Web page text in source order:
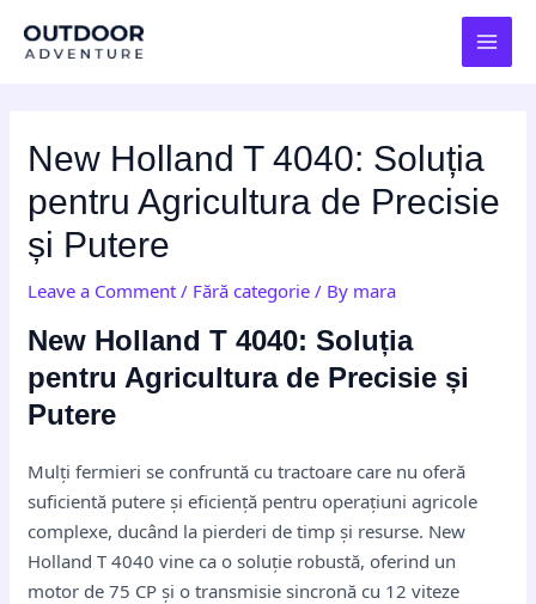
New Holland T 4040: Soluția
pentru Agricultura de Precisie
și Putere
Leave a Comment / Fără categorie / By mara
New Holland T 4040: Soluția
pentru Agricultura de Precisie și
Putere
Mulți fermieri se confruntă cu tractoare care nu oferă
suficientă putere și eficiență pentru operațiuni agricole
complexe, ducând la pierderi de timp și resurse. New
Holland T 4040 vine ca o soluție robustă, oferind un
motor de 75 CP și o transmisie sincronă cu 12 viteze
navigation